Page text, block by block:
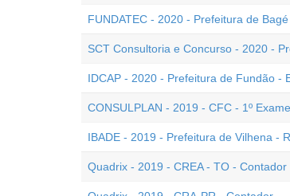
FUNDATEC - 2020 - Prefeitura de
SCT Consultoria e Concurso - 2020 -
IDCAP - 2020 - Prefeitura de Fundão -
CONSULPLAN - 2019 - CFC - 1º
IBADE - 2019 - Prefeitura de Vilhena -
Quadrix - 2019 - CREA - TO - Contador